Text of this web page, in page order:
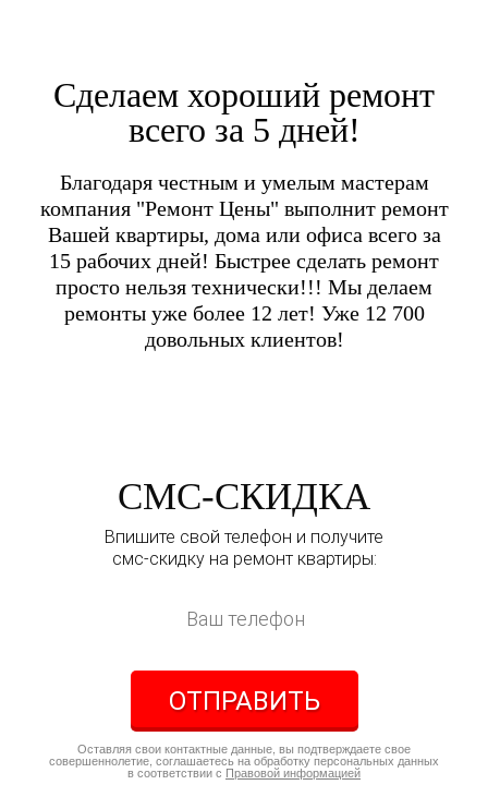
Сделаем хороший ремонт
всего за 5 дней!
Благодаря честным и умелым мастерам
компания "Ремонт Цены" выполнит ремонт
Вашей квартиры, дома или офиса всего за
15 рабочих дней! Быстрее сделать ремонт
просто нельзя технически!!! Мы делаем
ремонты уже более 12 лет! Уже 12 700
довольных клиентов!
СМС-СКИДКА
Впишите свой телефон и получите
смс-скидку на ремонт квартиры:
ОТПРАВИТЬ
Оставляя свои контактные данные, вы подтверждаете свое
совершеннолетие, соглашаетесь на обработку персональных данных
в соответствии с Правовой информацией